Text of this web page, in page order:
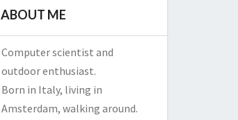
ABOUT ME
Computer scientist and
outdoor enthusiast.
Born in Italy, living in
Amsterdam, walking around.